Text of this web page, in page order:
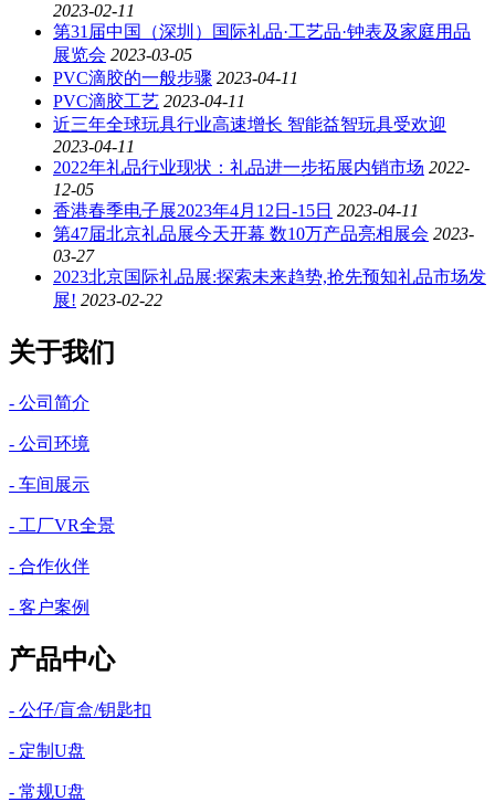
2023-02-11
第31届中国（深圳）国际礼品·工艺品·钟表及家庭用品
展览会 2023-03-05
PVC滴胶的一般步骤 2023-04-11
PVC滴胶工艺 2023-04-11
近三年全球玩具行业高速增长 智能益智玩具受欢迎
2023-04-11
2022年礼品行业现状：礼品进一步拓展内销市场 2022-
12-05
香港春季电子展2023年4月12日-15日 2023-04-11
第47届北京礼品展今天开幕 数10万产品亮相展会 2023-
03-27
2023北京国际礼品展:探索未来趋势,抢先预知礼品市场发
展! 2023-02-22
关于我们
- 公司简介
- 公司环境
- 车间展示
- 工厂VR全景
- 合作伙伴
- 客户案例
产品中心
- 公仔/盲盒/钥匙扣
- 定制U盘
- 常规U盘